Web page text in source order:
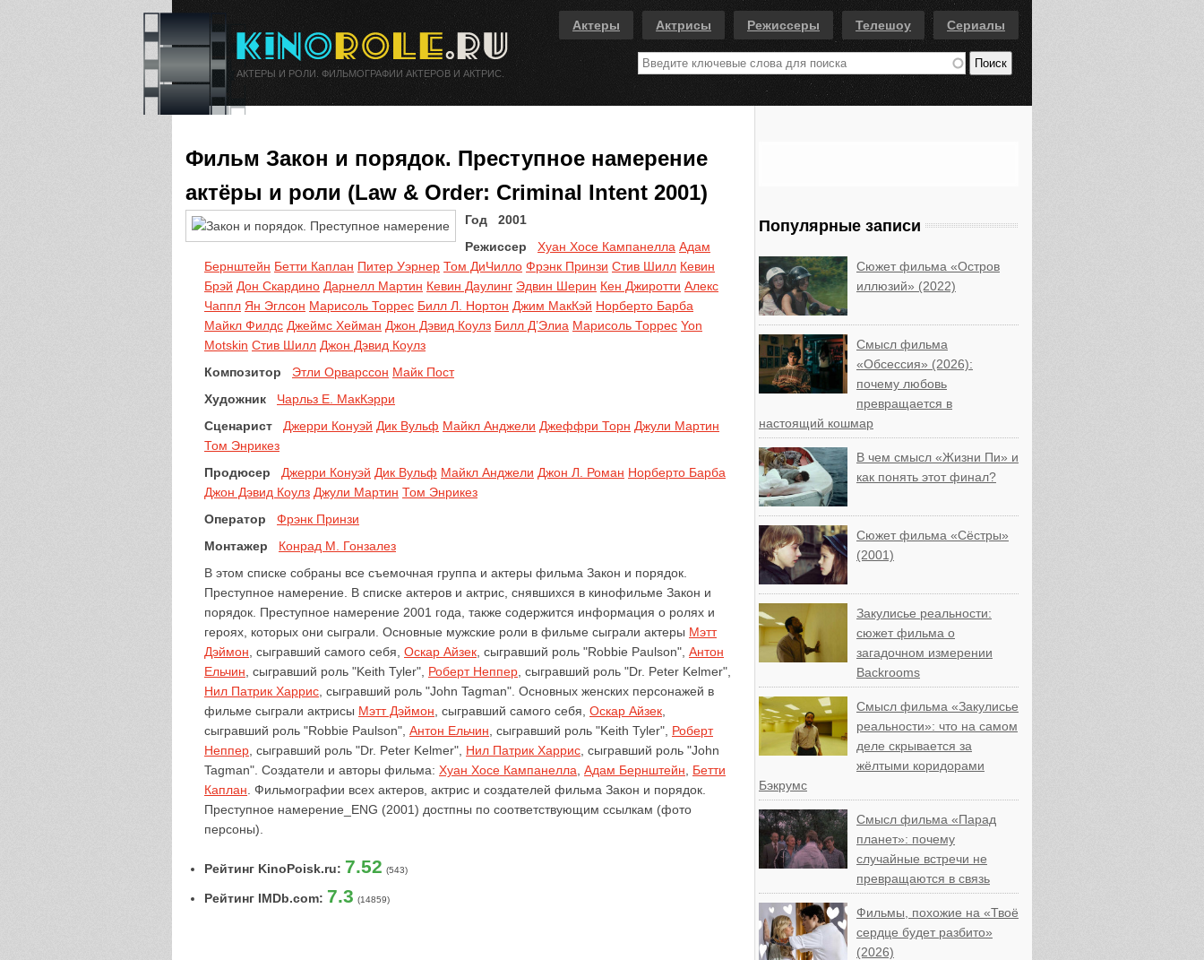
Актеры Актрисы Режиссеры Телешоу Сериалы
Фильм Закон и порядок. Преступное намерение
актёры и роли (Law & Order: Criminal Intent 2001)
Год 2001
Режиссер
Хуан Хосе Кампанелла Адам
Бернштейн Бетти Каплан Питер Уэрнер Том ДиЧилло Фрэнк Принзи Стив Шилл Кевин
Брэй Дон Скардино Дарнелл Мартин Кевин Даулинг Эдвин Шерин Кен Джиротти Алекс
Чаппл Ян Эглсон Марисоль Торрес Билл Л. Нортон Джим МакКэй Норберто Барба
Майкл Филдс Джеймс Хейман Джон Дэвид Коулз Билл Д’Элиа Марисоль Торрес Yon
Motskin Стив Шилл Джон Дэвид Коулз
Композитор
Этли Орварссон Майк Пост
Художник
Чарльз Е. МакКэрри
Сценарист
Джерри Конуэй Дик Вульф Майкл Анджели Джеффри Торн Джули Мартин
Том Энрикез
Продюсер
Джерри Конуэй Дик Вульф Майкл Анджели Джон Л. Роман Норберто Барба
Джон Дэвид Коулз Джули Мартин Том Энрикез
Оператор
Фрэнк Принзи
Монтажер
Конрад М. Гонзалез
В этом списке собраны все съемочная группа и актеры фильма Закон и порядок.
Преступное намерение. В списке актеров и актрис, снявшихся в кинофильме Закон и
порядок. Преступное намерение 2001 года, также содержится информация о ролях и
героях, которых они сыграли. Основные мужские роли в фильме сыграли актеры Мэтт
Дэймон , сыгравший самого себя, Оскар Айзек , сыгравший роль "Robbie Paulson", Антон
Ельчин , сыгравший роль "Keith Tyler", Роберт Неппер , сыгравший роль "Dr. Peter Kelmer",
Нил Патрик Харрис , сыгравший роль "John Tagman". Основных женских персонажей в
фильме сыграли актрисы Мэтт Дэймон , сыгравший самого себя, Оскар Айзек
сыгравший роль "Robbie Paulson", Антон Ельчин , сыгравший роль "Keith Tyler", Роберт
Неппер , сыгравший роль "Dr. Peter Kelmer", Нил Патрик Харрис , сыгравший роль "John
Tagman". Создатели и авторы фильма: Хуан Хосе Кампанелла Адам Бернштейн
Бетти
Каплан . Фильмографии всех актеров, актрис и создателей фильма Закон и порядок.
Преступное намерение_ENG (2001) достпны по соответствующим ссылкам (фото
персоны).
Рейтинг KinoPoisk.ru: 7.52 (543)
Рейтинг IMDb.com: 7.3 (14859)
Популярные записи
Сюжет фильма «Остров
иллюзий» (2022)
Смысл фильма
«Обсессия» (2026):
почему любовь
превращается в
настоящий кошмар
В чем смысл «Жизни Пи» и
как понять этот финал?
Сюжет фильма «Сёстры»
(2001)
Закулисье реальности:
сюжет фильма о
загадочном измерении
Backrooms
Смысл фильма «Закулисье
реальности»: что на самом
деле скрывается за
жёлтыми коридорами
Бэкрумс
Смысл фильма «Парад
планет»: почему
случайные встречи не
превращаются в связь
Фильмы, похожие на «Твоё
сердце будет разбито»
(2026)
АКТЕРЫ И РОЛИ. ФИЛЬМОГРАФИИ АКТЕРОВ И АКТРИС.